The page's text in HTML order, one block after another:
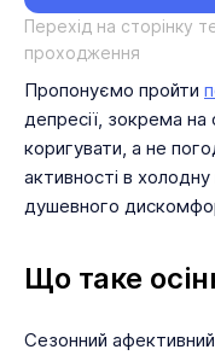
Перехід на сторінку
проходження
Пропонуємо пройти
депресії, зокрема
коригувати, а не
активності в
душевного
Що таке
Сезонний